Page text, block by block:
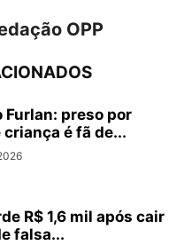
OPP
Furlan: preso por
é fã de...
R$ 1,6 mil após cair
falsa...